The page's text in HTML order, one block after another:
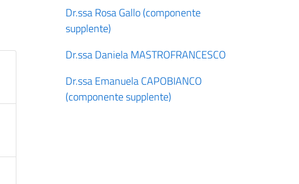
Dr.ssa Rosa Gallo (componente
supplente)
Dr.ssa Daniela MASTROFRANCESCO
Dr.ssa Emanuela CAPOBIANCO
(componente supplente)